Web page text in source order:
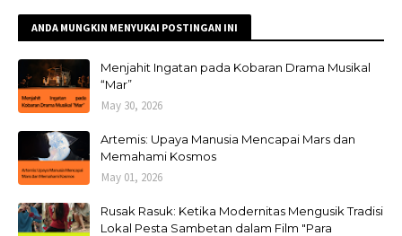
ANDA MUNGKIN MENYUKAI POSTINGAN INI
Menjahit Ingatan pada Kobaran Drama Musikal
“Mar”
May 30, 2026
Artemis: Upaya Manusia Mencapai Mars dan
Memahami Kosmos
May 01, 2026
Rusak Rasuk: Ketika Modernitas Mengusik Tradisi
Lokal Pesta Sambetan dalam Film "Para